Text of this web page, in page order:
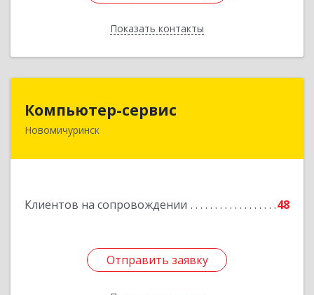
Показать контакты
Назад
Компьютер-сервис
Новомичуринск
Клиентов на сопровождении 48
Отправить заявку
391160, Рязанская обл, Пронский р-н,
Подробнее
Отправить заявку